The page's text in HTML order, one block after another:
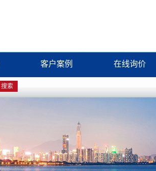
客户案例 在线询价